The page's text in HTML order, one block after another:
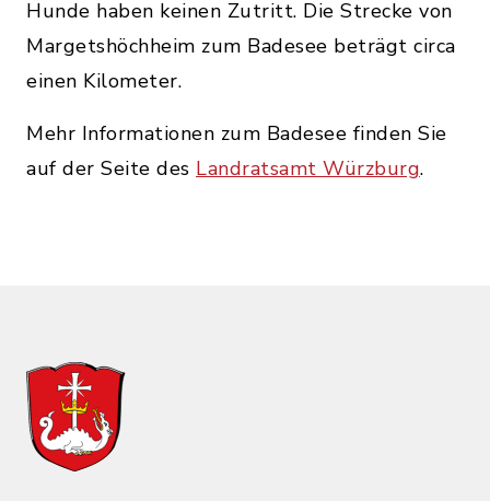
Hunde haben keinen Zutritt. Die Strecke von
Margetshöchheim zum Badesee beträgt circa
einen Kilometer.
Mehr Informationen zum Badesee finden Sie
auf der Seite des Landratsamt Würzburg.